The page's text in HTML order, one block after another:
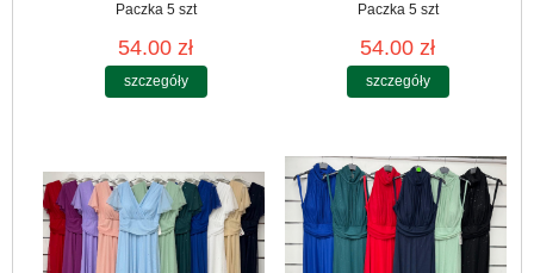
Paczka 5 szt
54.00 zł
szczegóły
Paczka 5 szt
54.00 zł
szczegóły